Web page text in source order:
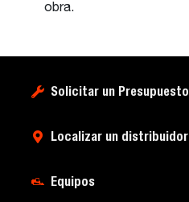
obra.
Solicitar un Presupuesto
Localizar un distribuidor
Equipos